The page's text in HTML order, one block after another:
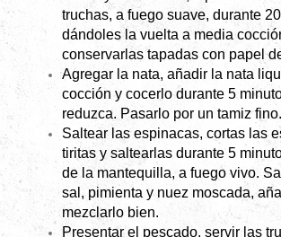
truchas, a fuego suave, durante
dándoles la vuelta a media
conservarlas tapadas con papel
Agregar la nata, añadir la nata
cocción y cocerlo durante 5
reduzca. Pasarlo por un tamiz fino.
Saltear las espinacas, cortas las
tiritas y saltearlas durante 5
de la mantequilla, a fuego vivo.
sal, pimienta y nuez moscada,
mezclarlo bien.
Presentar el pescado, servir las